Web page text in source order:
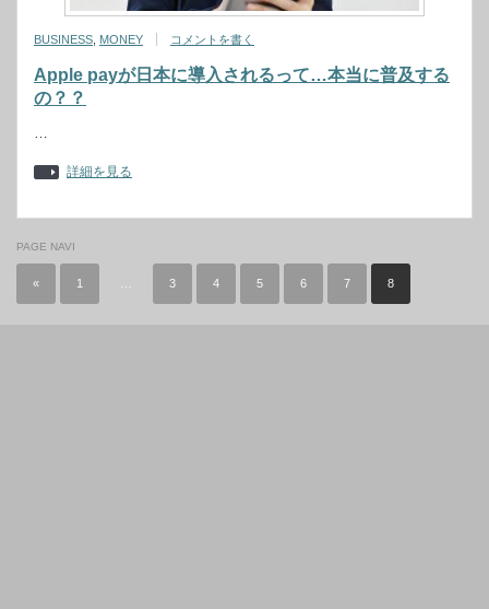
BUSINESS MONEY コメントを書く
Apple payが日本に導入されるって…本当に普及する
の？？
…
詳細を見る
PAGE NAVI
« 1 3 4 5 6 7 8